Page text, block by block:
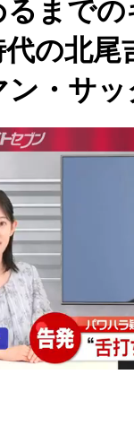
るまで
代の北
ン・サッ